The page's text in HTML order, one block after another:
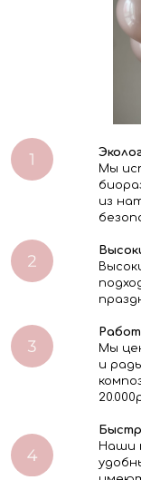
Мы
из
Мы
и
Наши